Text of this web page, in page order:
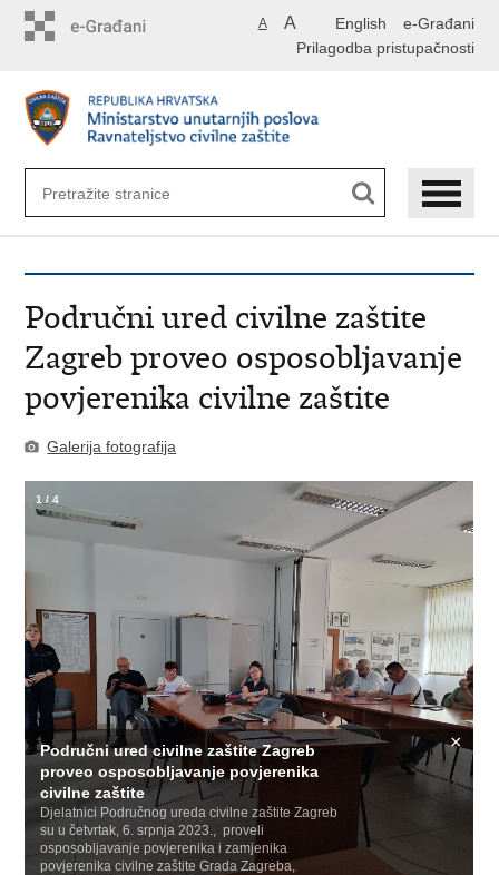
English e-Građani
A A
Prilagodba pristupačnosti
Područni ured civilne zaštite
Zagreb proveo osposobljavanje
povjerenika civilne zaštite
Galerija fotografija
Područni ured civilne zaštite Zagreb
proveo osposobljavanje povjerenika
civilne zaštite
Djelatnici Područnog ureda civilne zaštite Zagreb
su u četvrtak, 6. srpnja 2023., proveli
osposobljavanje povjerenika i zamjenika
povjerenika civilne zaštite Grada Zagreba,
×
1 /4